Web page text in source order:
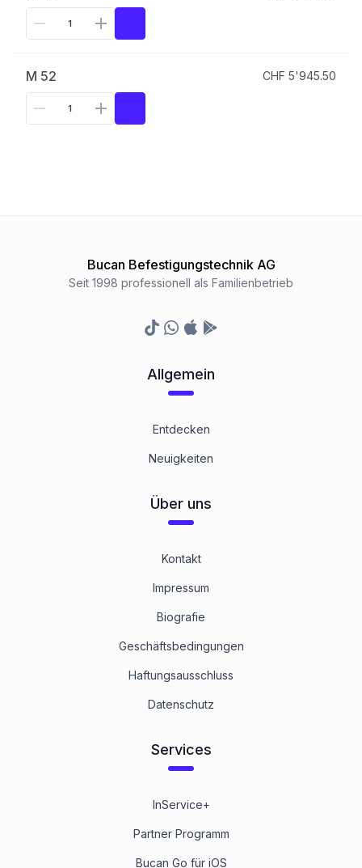
M 52 CHF 5'945.50
Bucan Befestigungstechnik AG
Seit 1998 professionell als Familienbetrieb
TikTokWhatsapp
Appstore
Google Play Store
Allgemein
Entdecken
Neuigkeiten
Über uns
Kontakt
Impressum
Biografie
Geschäftsbedingungen
Haftungsausschluss
Datenschutz
Services
InService+
Partner Programm
Bucan Go für iOS